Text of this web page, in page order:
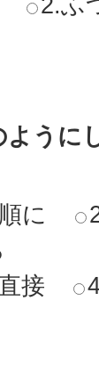
うに
に
接